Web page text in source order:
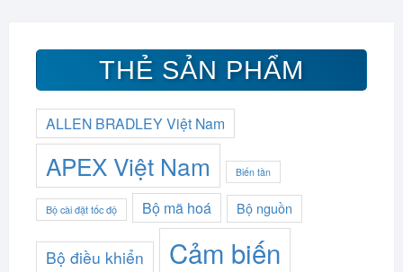
THẺ SẢN PHẨM
ALLEN BRADLEY Việt Nam
APEX Việt Nam Biến tần
Bộ cài đặt tốc độ Bộ mã hoá Bộ nguồn
Bộ điều khiển Cảm biến